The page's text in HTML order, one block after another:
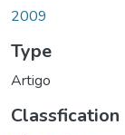
2009
Type
Artigo
Classfication